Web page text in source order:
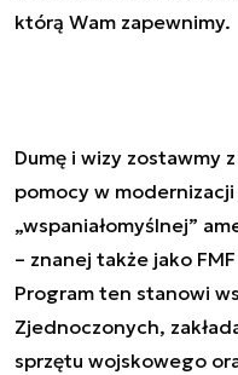
którą Wam zapewnimy.
Dumę i wizy zostawmy
pomocy w
„wspaniałomyślnej”
– znanej także jako
Program ten stanowi
Zjednoczonych,
sprzętu wojskowego